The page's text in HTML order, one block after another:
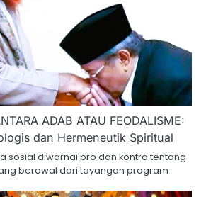
ADAB ATAU FEODALISME:
dan Hermeneutik Spiritual
sosial diwarnai pro dan kontra tentang
berawal dari tayangan program